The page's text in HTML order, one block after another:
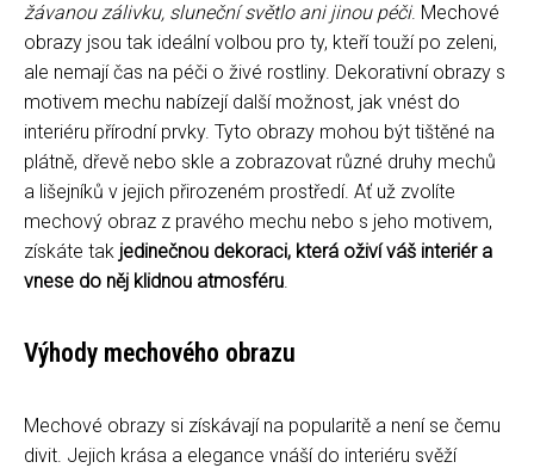
žávanou zálivku, sluneční světlo ani jinou péči. Mechové
obrazy jsou tak ideální volbou pro ty, kteří touží po zeleni,
ale nemají čas na péči o živé rostliny. Dekorativní obrazy s
motivem mechu nabízejí další možnost, jak vnést do
interiéru přírodní prvky. Tyto obrazy mohou být tištěné na
plátně, dřevě nebo skle a zobrazovat různé druhy mechů
a lišejníků v jejich přirozeném prostředí. Ať už zvolíte
mechový obraz z pravého mechu nebo s jeho motivem,
získáte tak jedinečnou dekoraci, která oživí váš interiér a
vnese do něj klidnou atmosféru.
Výhody mechového obrazu
Mechové obrazy si získávají na popularitě a není se čemu
divit. Jejich krása a elegance vnáší do interiéru svěží